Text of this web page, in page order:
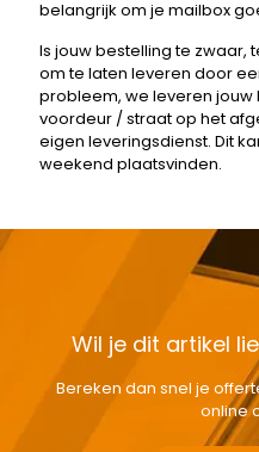
belangrijk om je mailbox
Is jouw bestelling te
om te laten leveren door
probleem, we leveren
voordeur / straat op het
eigen leveringsdienst. Dit
weekend plaatsvinden.
Wil je dit artikel
Bereken dan snel je
online